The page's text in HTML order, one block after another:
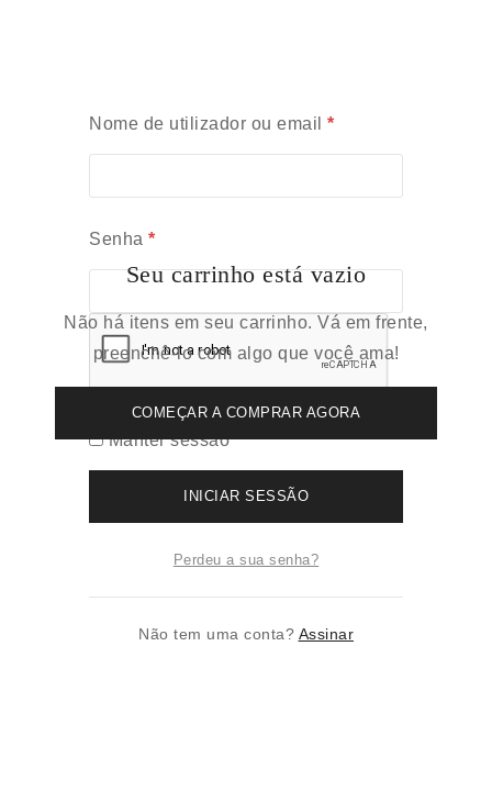
Nome de utilizador ou email *
Senha *
Manter sessão
INICIAR SESSÃO
Perdeu a sua senha?
Não tem uma conta? Assinar
Seu carrinho está vazio
Não há itens em seu carrinho. Vá em frente,
preenchê-lo com algo que você ama!
COMEÇAR A COMPRAR AGORA